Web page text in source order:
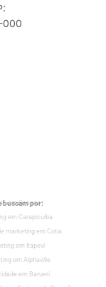
000
buscam por:
em Osasco
em Carapicuiba
marketing em Cotia
em Itapevi
em Alphaville
em Barueri